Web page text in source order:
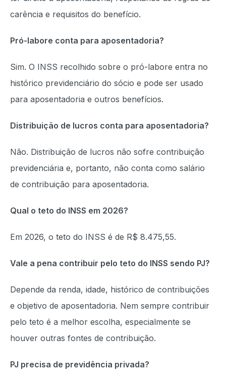
carência e requisitos do benefício.
Pró-labore conta para aposentadoria?
Sim. O INSS recolhido sobre o pró-labore entra no
histórico previdenciário do sócio e pode ser usado
para aposentadoria e outros benefícios.
Distribuição de lucros conta para aposentadoria?
Não. Distribuição de lucros não sofre contribuição
previdenciária e, portanto, não conta como salário
de contribuição para aposentadoria.
Qual o teto do INSS em 2026?
Em 2026, o teto do INSS é de R$ 8.475,55.
Vale a pena contribuir pelo teto do INSS sendo PJ?
Depende da renda, idade, histórico de contribuições
e objetivo de aposentadoria. Nem sempre contribuir
pelo teto é a melhor escolha, especialmente se
houver outras fontes de contribuição.
PJ precisa de previdência privada?